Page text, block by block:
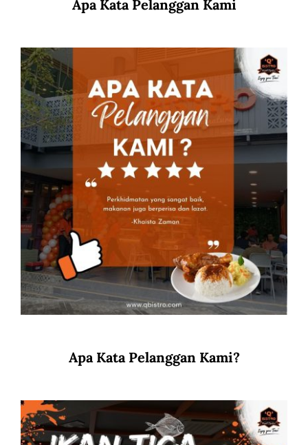
Apa Kata Pelanggan Kami
Apa Kata Pelanggan Kami?